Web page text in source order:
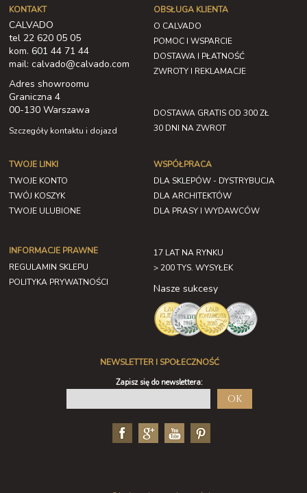
KONTAKT
CALVADO
tel 22 620 05 05
kom. 601 44 71 44
mail: calvado@calvado.com
Adres showroomu
Graniczna 4
00-130 Warszawa
Szczegóły kontaktu i dojazd
OBSŁUGA KLIENTA
O CALVADO
POMOC I WSPARCIE
DOSTAWA I PŁATNOŚĆ
ZWROTY I REKLAMACJE
DOSTAWA GRATIS OD 300 ZŁ
30 DNI NA ZWROT
TWOJE LINKI
TWOJE KONTO
TWÓJ KOSZYK
TWOJE ULUBIONE
INFORMACJE PRAWNE
REGULAMIN SKLEPU
POLITYKA PRYWATNOŚCI
WSPÓŁPRACA
DLA SKLEPÓW - DYSTRYBUCJA
DLA ARCHITEKTÓW
DLA PRASY I WYDAWCÓW
17 LAT NA RYNKU
> 200 TYS. WYSYŁEK
Nasze sukcesy
NEWSLETTER I SPOŁECZNOŚĆ
Zapisz się do newslettera:
OK